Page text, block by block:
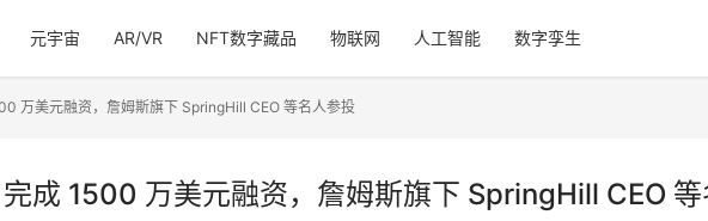
元宇宙 AR/VR NFT数字藏品 物联网 人工智能 数字孪生
万美元融资，詹姆斯旗下 SpringHill CEO 等名人参投
成 1500 万美元融资，詹姆斯旗下 SpringHill CEO